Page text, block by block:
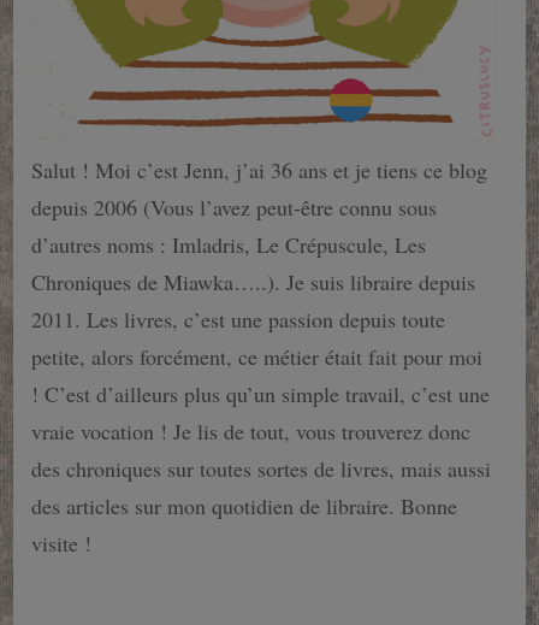
Salut ! Moi c’est Jenn, j’ai 36 ans et je tiens ce blog
depuis 2006 (Vous l’avez peut-être connu sous
d’autres noms : Imladris, Le Crépuscule, Les
Chroniques de Miawka…..). Je suis libraire depuis
2011. Les livres, c’est une passion depuis toute
petite, alors forcément, ce métier était fait pour moi
! C’est d’ailleurs plus qu’un simple travail, c’est une
vraie vocation ! Je lis de tout, vous trouverez donc
des chroniques sur toutes sortes de livres, mais aussi
des articles sur mon quotidien de libraire. Bonne
visite !